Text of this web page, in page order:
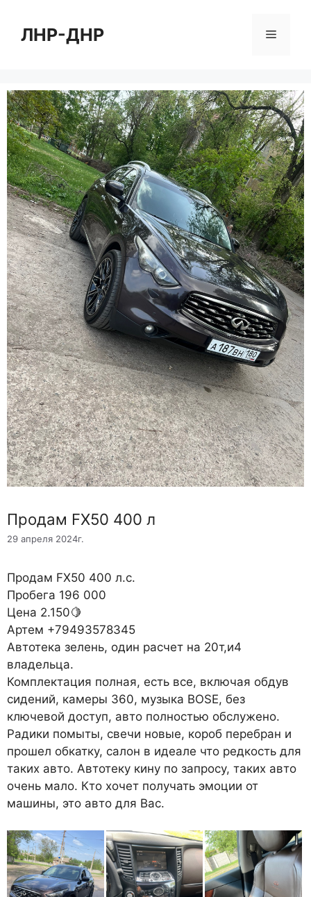
содержимому
ЛНР-ДНР Меню
Продам FX50 400 л
29 апреля 2024г.
Продам FX50 400 л.с.
Пробега 196 000
Цена 2.150🍋
Артем +79493578345
Автотека зелень, один расчет на 20т,и4
владельца.
Комплектация полная, есть все, включая обдув
сидений, камеры 360, музыка BOSE, без
ключевой доступ, авто полностью обслужено.
Радики помыты, свечи новые, короб перебран и
прошел обкатку, салон в идеале что редкость для
таких авто. Автотеку кину по запросу, таких авто
очень мало. Кто хочет получать эмоции от
машины, это авто для Вас.